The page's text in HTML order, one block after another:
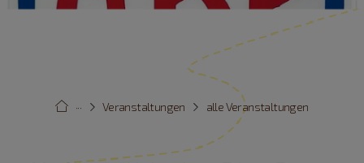
alle Veranstaltungen
Veranstaltungen
···